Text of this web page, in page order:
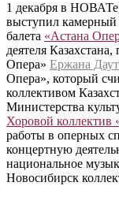
1 декабря в
выступил камерный
балета «Астана
деятеля
Опера» Ержана
Опера», который
коллективом
Министерства
Хоровой коллектив
работы в оперных
концертную
национальное
Новосибирск